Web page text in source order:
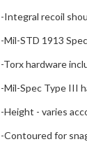
-Integral recoil
-Mil-STD 1913
-Torx hardware
-Mil-Spec Type III
-Height - varies
-Contoured for